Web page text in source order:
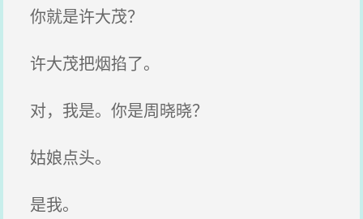
你就是许大茂？
许大茂把烟掐了。
对，我是。你是周晓晓？
姑娘点头。
是我。